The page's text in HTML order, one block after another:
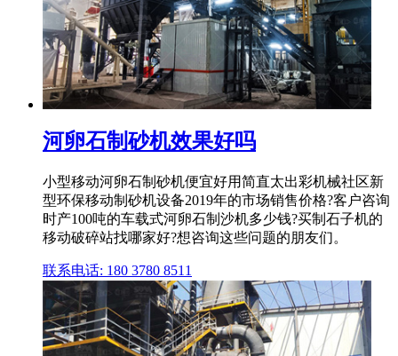
河卵石制砂机效果好吗
小型移动河卵石制砂机便宜好用简直太出彩机械社区新
型环保移动制砂机设备2019年的市场销售价格?客户咨询
时产100吨的车载式河卵石制沙机多少钱?买制石子机的
移动破碎站找哪家好?想咨询这些问题的朋友们。
联系电话: 180 3780 8511